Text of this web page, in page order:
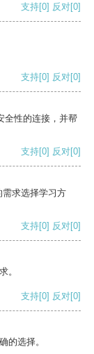
支持[0] 反对[0]
支持[0] 反对[0]
全性的连接，并帮
支持[0] 反对[0]
求选择学习方
支持[0] 反对[0]
。
支持[0] 反对[0]
的选择。